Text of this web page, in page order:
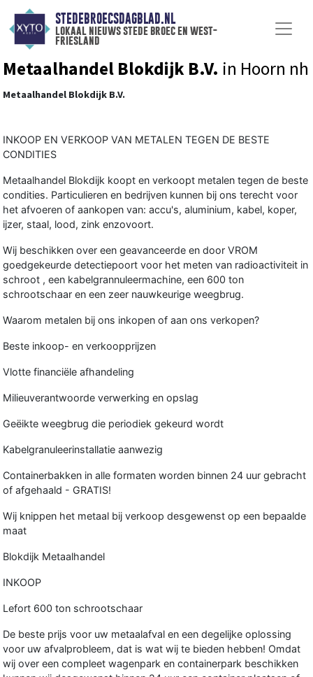
STEDEBROECSDAGBLAD.NL
lokaal nieuws stede broec en west-
friesland
Metaalhandel Blokdijk B.V. in Hoorn nh
Metaalhandel Blokdijk B.V.
INKOOP EN VERKOOP VAN METALEN TEGEN DE BESTE
CONDITIES
Metaalhandel Blokdijk koopt en verkoopt metalen tegen de beste
condities. Particulieren en bedrijven kunnen bij ons terecht voor
het afvoeren of aankopen van: accu's, aluminium, kabel, koper,
ijzer, staal, lood, zink enzovoort.
Wij beschikken over een geavanceerde en door VROM
goedgekeurde detectiepoort voor het meten van radioactiviteit in
schroot , een kabelgrannuleermachine, een 600 ton
schrootschaar en een zeer nauwkeurige weegbrug.
Waarom metalen bij ons inkopen of aan ons verkopen?
Beste inkoop- en verkoopprijzen
Vlotte financiële afhandeling
Milieuverantwoorde verwerking en opslag
Geëikte weegbrug die periodiek gekeurd wordt
Kabelgranuleerinstallatie aanwezig
Containerbakken in alle formaten worden binnen 24 uur gebracht
of afgehaald - GRATIS!
Wij knippen het metaal bij verkoop desgewenst op een bepaalde
maat
Blokdijk Metaalhandel
INKOOP
Lefort 600 ton schrootschaar
De beste prijs voor uw metaalafval en een degelijke oplossing
voor uw afvalprobleem, dat is wat wij te bieden hebben! Omdat
wij over een compleet wagenpark en containerpark beschikken